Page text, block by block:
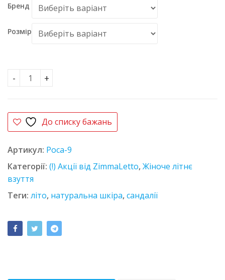
Бренд
Розмір
Сандалії шкіряні L-Style 7875-2 бежеві кількість
До списку бажань
Артикул: Роса-9
Категорії: (!) Акції від ZimmaLetto,Жіноче літнє
взуття
Теги: літо, натуральна шкіра,сандалії